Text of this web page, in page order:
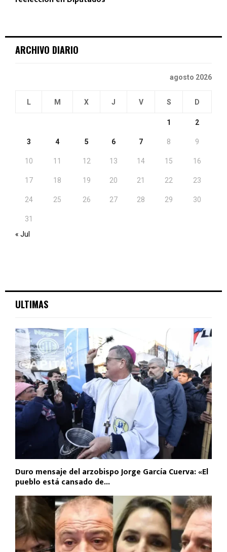
ARCHIVO DIARIO
agosto 2026
L M X J V S D
1 2
3 4 5 6 7 8 9
10 11 12 13 14 15 16
17 18 19 20 21 22 23
24 25 26 27 28 29 30
31
« Jul
ULTIMAS
Duro mensaje del arzobispo Jorge García Cuerva: «El
pueblo está cansado de...